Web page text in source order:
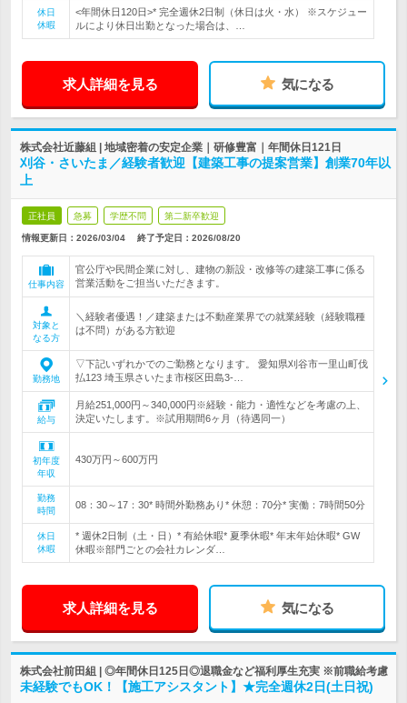
休日
休暇
<年間休日120日>* 完全週休2日制（休日は火・水） ※スケジュー
ルにより休日出勤となった場合は、…
求人詳細を見る 気になる
株式会社近藤組 | 地域密着の安定企業｜研修豊富｜年間休日121日
刈谷・さいたま／経験者歓迎【建築工事の提案営業】創業70年以
上
正社員 急募 学歴不問 第二新卒歓迎
情報更新日：2026/03/04 終了予定日： 2026/08/20
仕事内容
官公庁や民間企業に対し、建物の新設・改修等の建築工事に係る
営業活動をご担当いただきます。
対象と
なる方
＼経験者優遇！／建築または不動産業界での就業経験（経験職種
は不問）がある方歓迎
勤務地
▽下記いずれかでのご勤務となります。 愛知県刈谷市一里山町伐
払123 埼玉県さいたま市桜区田島3-…
給与
月給251,000円～340,000円※経験・能力・適性などを考慮の上、
決定いたします。※試用期間6ヶ月（待遇同一）
初年度
年収
430万円～600万円
勤務
時間
08：30～17：30* 時間外勤務あり* 休憩：70分* 実働：7時間50分
休日
休暇
* 週休2日制（土・日）* 有給休暇* 夏季休暇* 年末年始休暇* GW
休暇※部門ごとの会社カレンダ…
求人詳細を見る 気になる
株式会社前田組 | ◎年間休日125日◎退職金など福利厚生充実 ※前職給考慮
未経験でもOK！【施工アシスタント】★完全週休2日(土日祝)